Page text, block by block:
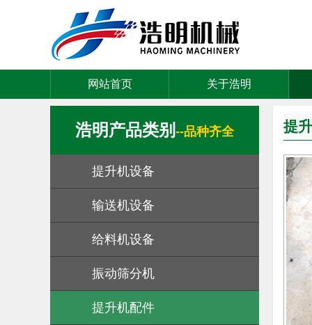
网站首页 关于浩明
提
浩明产品类别 --品种齐全
提升机设备
输送机设备
给料机设备
振动筛分机
提升机配件